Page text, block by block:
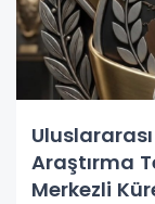
Araştırma
Merkezli